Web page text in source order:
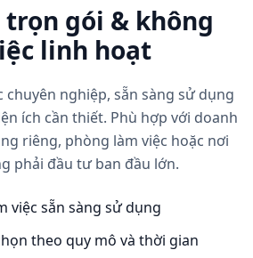
trọn gói & không
linh hoạt
chuyên nghiệp, sẵn sàng sử dụng
ích cần thiết. Phù hợp với doanh
riêng, phòng làm việc hoặc nơi
phải đầu tư ban đầu lớn.
việc sẵn sàng sử dụng
theo quy mô và thời gian